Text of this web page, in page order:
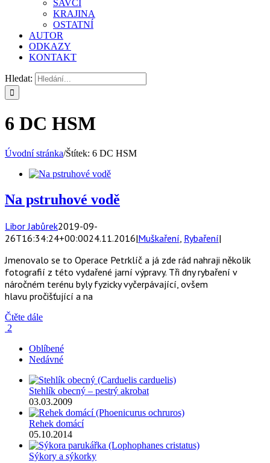
SAVCI
KRAJINA
OSTATNÍ
AUTOR
ODKAZY
KONTAKT
Hledat:
6 DC HSM
Úvodní stránka/Štítek: 6 DC HSM
Na pstruhové vodě
Libor Jabůrek2019-09-
26T16:34:24+00:0024.11.2016|Muškaření Rybaření|
Jmenovalo se to Operace Petrklíč a já zde rád nahraji několik
fotografií z této vydařené jarní výpravy. Tři dny rybaření v
náročném terénu byly fyzicky vyčerpávající, ovšem
hlavu pročišťující a na
Čtěte dále
2
Oblíbené
Nedávné
Stehlík obecný – pestrý akrobat
03.03.2009
Rehek domácí
05.10.2014
Sýkory a sýkorky